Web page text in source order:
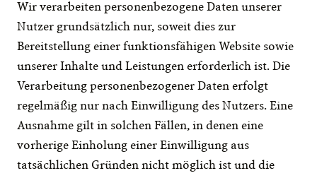
Wir verarbeiten personenbezogene Daten unserer
Nutzer grundsätzlich nur, soweit dies zur
Bereitstellung einer funktionsfähigen Website sowie
unserer Inhalte und Leistungen erforderlich ist. Die
Verarbeitung personenbezogener Daten erfolgt
regelmäßig nur nach Einwilligung des Nutzers. Eine
Ausnahme gilt in solchen Fällen, in denen eine
vorherige Einholung einer Einwilligung aus
tatsächlichen Gründen nicht möglich ist und die